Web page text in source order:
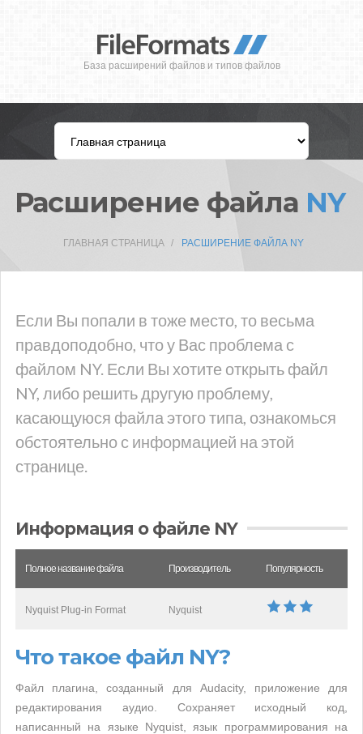
База расширений файлов и типов файлов
Расширение файла NY
ГЛАВНАЯ СТРАНИЦА РАСШИРЕНИЕ ФАЙЛА NY
Если Вы попали в тоже место, то весьма
правдоподобно, что у Вас проблема с
файлом NY. Если Вы хотите открыть файл
NY, либо решить другую проблему,
касающуюся файла этого типа, ознакомься
обстоятельно с информацией на этой
странице.
Информация о файле NY
Полное название файла Производитель Популярность
Nyquist Plug-in Format Nyquist
Что такое файл NY?
Файл плагина, созданный для Audacity, приложение для
редактирования аудио. Сохраняет исходный код,
написанный на языке Nyquist, язык программирования на